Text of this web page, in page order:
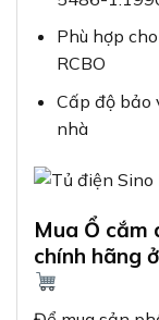
Phù hợp
RCBO
Cấp độ bảo
nhà
Mua Ổ cắm
chính hãng